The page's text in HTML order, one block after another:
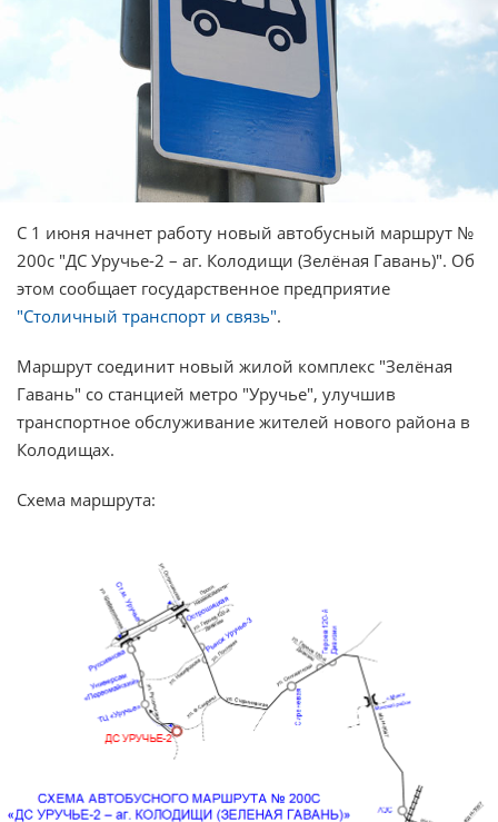
С 1 июня начнет работу новый автобусный маршрут №
200с "ДС Уручье-2 – аг. Колодищи (Зелёная Гавань)". Об
этом сообщает государственное предприятие
"Столичный транспорт и связь".
Маршрут соединит новый жилой комплекс "Зелёная
Гавань" со станцией метро "Уручье", улучшив
транспортное обслуживание жителей нового района в
Колодищах.
Схема маршрута: